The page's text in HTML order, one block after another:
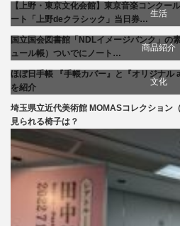
文化
音楽会・コン
【上野・東京文化会館】東京音楽コンクー
ート「上野deクラシック」当日券…
生活
国立国会図書館「NDLイメージバンク」の
ュール帳）ついでにノート…
商品紹介
生活
ほぼ日手帳 『手帳カバー』と『オリジナ
を紹介
文化
美術展・美術館・
埼玉県立近代美術館 MOMASコレクション
見られる椅子は？